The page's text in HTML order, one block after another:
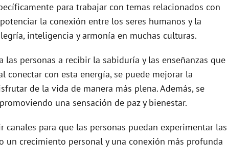
para trabajar con temas relacionados con
la conexión entre los seres humanos y la
inteligencia y armonía en muchas culturas.
personas a recibir la sabiduría y las enseñanzas que
conectar con esta energía, se puede mejorar la
de la vida de manera más plena. Además, se
una sensación de paz y bienestar.
canales para que las personas puedan experimentar las
crecimiento personal y una conexión más profunda